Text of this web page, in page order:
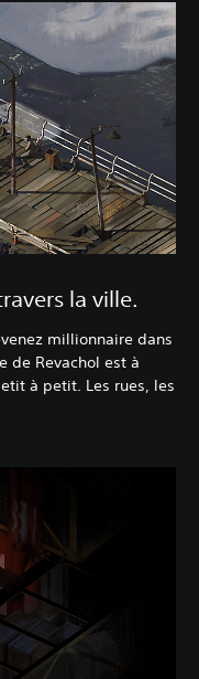
la ville.
millionnaire dans
de Revachol est à
à petit. Les rues, les